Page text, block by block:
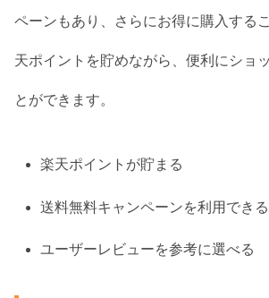
ペーンもあり、さらにお得に購入する
天ポイントを貯めながら、便利にショ
とができます。
楽天ポイントが貯まる
送料無料キャンペーンを利用でき
ユーザーレビューを参考に選べる